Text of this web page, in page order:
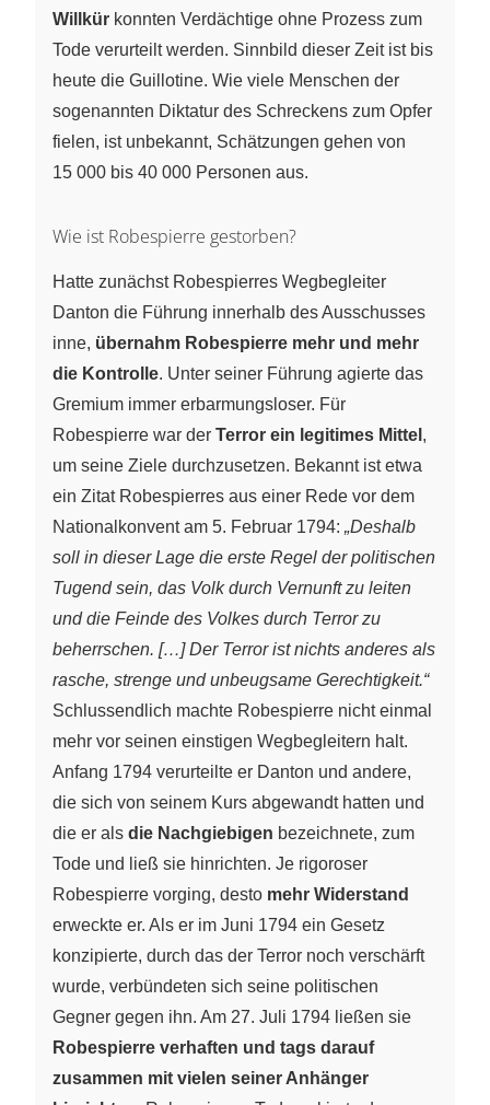
Willkür konnten Verdächtige ohne Prozess zum
Tode verurteilt werden. Sinnbild dieser Zeit ist bis
heute die Guillotine. Wie viele Menschen der
sogenannten Diktatur des Schreckens zum Opfer
fielen, ist unbekannt, Schätzungen gehen von
15 000 bis 40 000 Personen aus.
Wie ist Robespierre gestorben?
Hatte zunächst Robespierres Wegbegleiter
Danton die Führung innerhalb des Ausschusses
inne, übernahm Robespierre mehr und mehr
die Kontrolle. Unter seiner Führung agierte das
Gremium immer erbarmungsloser. Für
Robespierre war der Terror ein legitimes Mittel ,
um seine Ziele durchzusetzen. Bekannt ist etwa
ein Zitat Robespierres aus einer Rede vor dem
Nationalkonvent am 5. Februar 1794: „Deshalb
soll in dieser Lage die erste Regel der politischen
Tugend sein, das Volk durch Vernunft zu leiten
und die Feinde des Volkes durch Terror zu
beherrschen. […] Der Terror ist nichts anderes als
rasche, strenge und unbeugsame Gerechtigkeit.“
Schlussendlich machte Robespierre nicht einmal
mehr vor seinen einstigen Wegbegleitern halt.
Anfang 1794 verurteilte er Danton und andere,
die sich von seinem Kurs abgewandt hatten und
die er als die Nachgiebigen bezeichnete, zum
Tode und ließ sie hinrichten. Je rigoroser
Robespierre vorging, desto mehr Widerstand
erweckte er. Als er im Juni 1794 ein Gesetz
konzipierte, durch das der Terror noch verschärft
wurde, verbündeten sich seine politischen
Gegner gegen ihn. Am 27. Juli 1794 ließen sie
Robespierre verhaften und tags darauf
zusammen mit vielen seiner Anhänger